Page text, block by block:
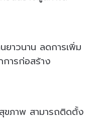
นยาวนาน ลดการเพิ่ม
การก่อสร้าง
ภาพ สามารถติดตั้ง